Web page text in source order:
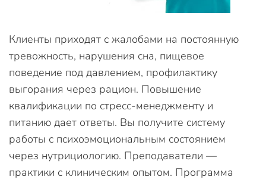
Клиенты приходят с жалобами на постоянную
тревожность, нарушения сна, пищевое
поведение под давлением, профилактику
выгорания через рацион. Повышение
квалификации по стресс-менеджменту и
питанию дает ответы. Вы получите систему
работы с психоэмоциональным состоянием
через нутрициологию. Преподаватели —
практики с клиническим опытом. Программа